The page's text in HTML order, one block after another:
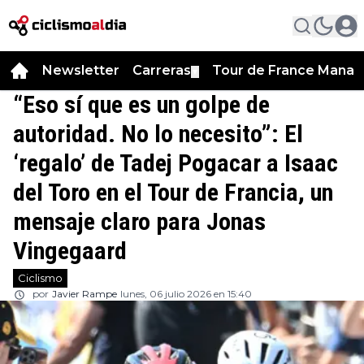
Newsletter Carreras Tour de France
“Eso sí que es un golpe de
autoridad. No lo necesito”: El
‘regalo’ de Tadej Pogacar a Isaac
del Toro en el Tour de Francia, un
mensaje claro para Jonas
Vingegaard
Ciclismo
por Javier Rampe lunes, 06 julio 2026 en 15:40